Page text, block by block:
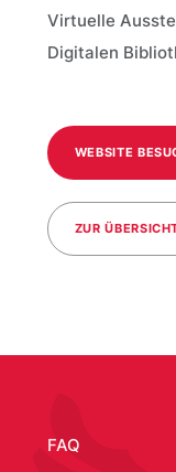
Virtuelle
Digitalen
WEBSITE
ZUR
FAQ